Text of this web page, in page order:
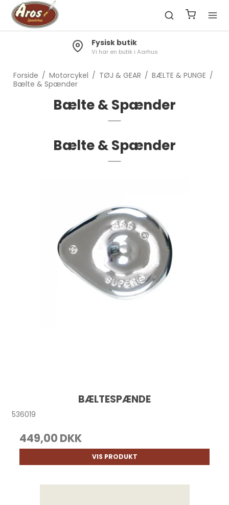
Fragt 49kr.
Gratis til pakkeshop ved køb over
Forside / Motorcykel / TØJ & GEAR / BÆLTE & PUNGE /
Bælte & Spænder
Bælte & Spænder
Bælte & Spænder
BÆLTESPÆNDE
536019
449,00 DKK
VIS PRODUKT